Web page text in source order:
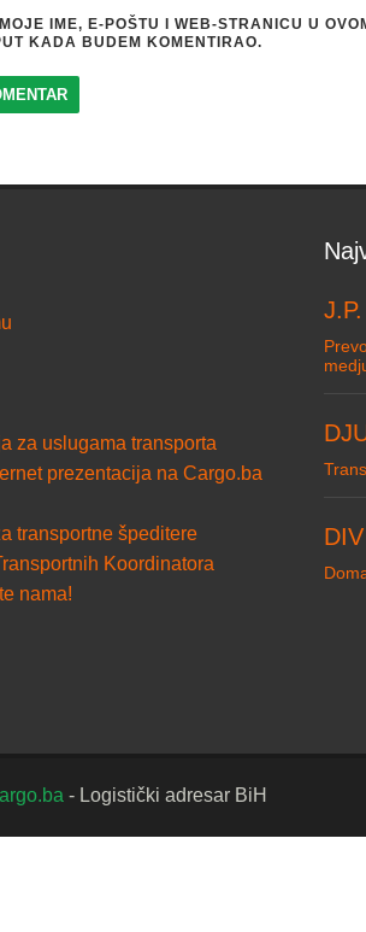
IME, E-POŠTU I WEB-STRANICU U
KADA BUDEM KOMENTIRAO.
za uslugama transporta
prezentacija na Cargo.ba
transportne špeditere
Koordinatora
nama!
- Logistički adresar BiH